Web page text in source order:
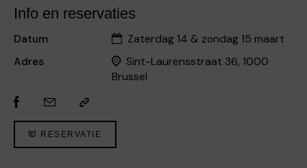
Info en reservaties
Datum
Zaterdag 14 & zondag 15 maart
Adres
Sint-Laurensstraat 36, 1000
Brussel
RESERVATIE